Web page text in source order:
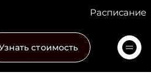
Расписание
стоимость